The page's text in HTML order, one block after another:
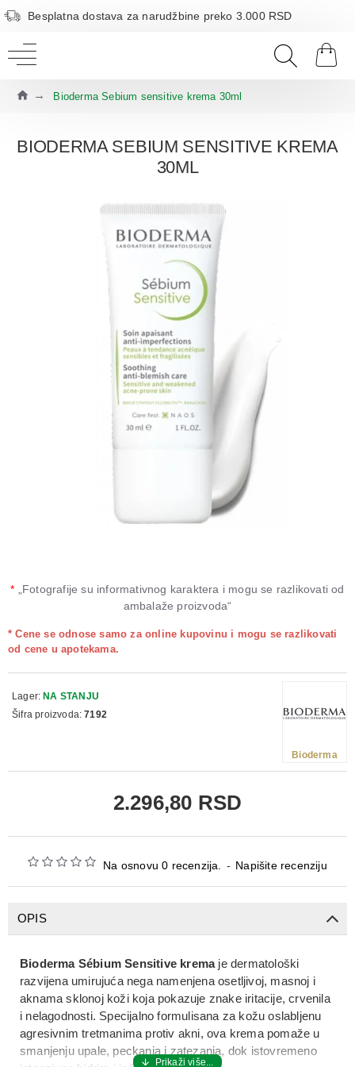
Besplatna dostava za narudžbine preko 3.000 RSD
Bioderma Sebium sensitive krema 30ml
BIODERMA SEBIUM SENSITIVE KREMA
30ML
* „Fotografije su informativnog karaktera i mogu se razlikovati od
ambalaže proizvoda“
Na osnovu 0 recenzija. - Napišite recenziju
* Cene se odnose samo za online kupovinu i mogu se razlikovati
od cene u apotekama.
2.296,80 RSD
Lager: NA STANJU
Šifra proizvoda: 7192
Bioderma
OPIS
Bioderma Sébium Sensitive kremaje dermatološki
razvijena umirujuća nega namenjena osetljivoj, masnoj i
aknama sklonoj koži koja pokazuje znake iritacije, crvenila
i nelagodnosti. Specijalno formulisana za kožu oslabljenu
agresivnim tretmanima protiv akni, ova krema pomaže u
smanjenju upale, peckanja i zatezanja, dok istovremeno